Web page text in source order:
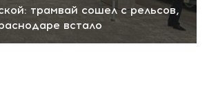
трамвай сошел с рельсов,
встало